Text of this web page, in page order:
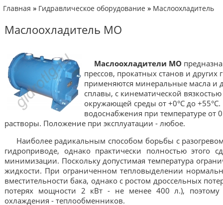
Главная » Гидравлическое оборудование » Маслоохладитель
Маслоохладитель МО
Маслоохладители МО
прессов, прокатных станов и
применяются минеральные масла и
сплавы, с кинематической
окружающей среды от +0°С до +55°С.
водоснабжения при температуре от
растворы. Положение при эксплуатации - любое.
Наиболее радикальным способом борьбы с
гидроприводе, однако практически полностью этого
минимизации. Поскольку допустимая температура
жидкости. При ограниченном тепловыделении
вместительности бака, однако с ростом дроссельных
потерях мощности 2 кВт - не менее 400 л.), поэтому
охлаждения - теплообменников.